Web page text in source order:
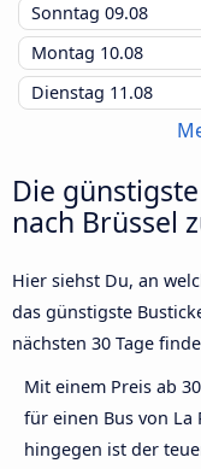
Sonntag 09.08
Montag 10.08
Dienstag 11.08
Die
nach Brüssel
Hier siehst Du, an
das günstigste
nächsten 30 Tage
Mit einem Preis ab
für einen Bus von La
hingegen ist der